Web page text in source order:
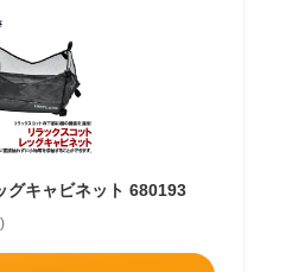
グキャビネット 680193